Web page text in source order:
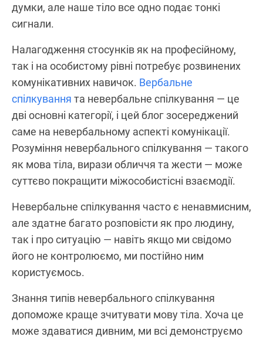
думки, але наше тіло все одно подає тонкі
сигнали.
Налагодження стосунків як на професійному,
так і на особистому рівні потребує розвинених
комунікативних навичок. Вербальне
спілкування та невербальне спілкування — це
дві основні категорії, і цей блог зосереджений
саме на невербальному аспекті комунікації.
Розуміння невербального спілкування — такого
як мова тіла, вирази обличчя та жести — може
суттєво покращити міжособистісні взаємодії.
Невербальне спілкування часто є ненавмисним,
але здатне багато розповісти як про людину,
так і про ситуацію — навіть якщо ми свідомо
його не контролюємо, ми постійно ним
користуємось.
Знання типів невербального спілкування
допоможе краще зчитувати мову тіла. Хоча це
може здаватися дивним, ми всі демонструємо